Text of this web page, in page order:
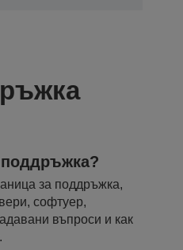
за поддръжка,
софтуер,
въпроси и как